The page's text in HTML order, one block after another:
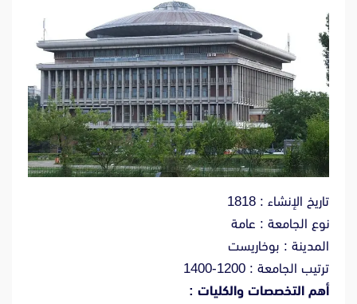
تاريخ الإنشاء : 1818
نوع الجامعة : عامة
المدينة : بوخاريست
ترتيب الجامعة : 1200-1400
أهم التخصصات والكليات :